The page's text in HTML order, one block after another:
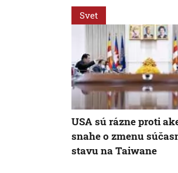
Svet
USA sú rázne proti
snahe o zmenu
stavu na Taiwane